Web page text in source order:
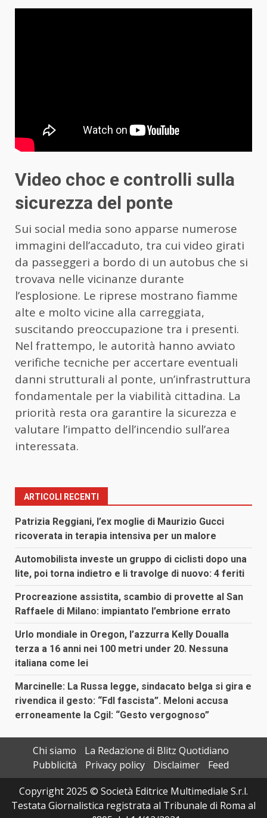
Video choc e controlli sulla
sicurezza del ponte
Sui social media sono apparse numerose
immagini dell’accaduto, tra cui video girati
da passeggeri a bordo di un autobus che si
trovava nelle vicinanze durante
l’esplosione. Le riprese mostrano fiamme
alte e molto vicine alla carreggiata,
suscitando preoccupazione tra i presenti.
Nel frattempo, le autorità hanno avviato
verifiche tecniche per accertare eventuali
danni strutturali al ponte, un’infrastruttura
fondamentale per la viabilità cittadina. La
priorità resta ora garantire la sicurezza e
valutare l’impatto dell’incendio sull’area
interessata.
ARTICOLI RECENTI
Patrizia Reggiani, l’ex moglie di Maurizio Gucci
ricoverata in terapia intensiva per un malore
Automobilista investe un gruppo di ciclisti dopo una
lite, poi torna indietro e li travolge di nuovo: 4 feriti
Procreazione assistita, scambio di provette al San
Raffaele di Milano: impiantato l’embrione errato
Urlo mondiale in Oregon, l’azzurra Kelly Doualla
terza a 16 anni nei 100 metri under 20. Nessuna
italiana come lei
Marcinelle: La Russa legge, sindacato belga si gira e
rivendica il gesto: “FdI fascista”. Meloni accusa
erroneamente la Cgil: “Gesto vergognoso”
Chi siamo
La Redazione di Blitz Quotidiano
Pubblicità
Privacy policy Disclaimer
Feed
Copyright 2025 © Società Editrice Multimediale S.r.l.
Testata Giornalistica registrata al Tribunale di Roma al